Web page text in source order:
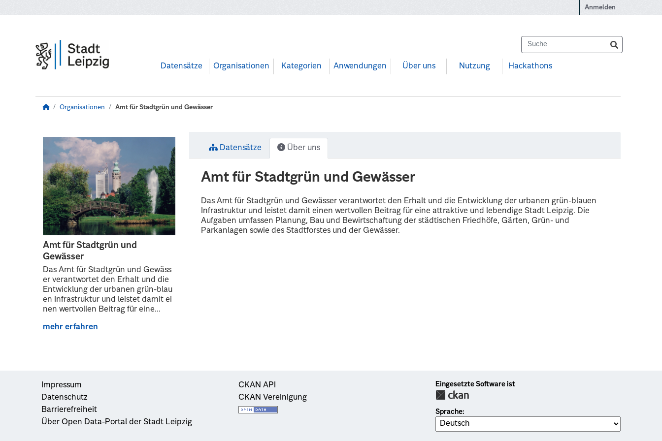
Anmelden
Datensätze Organisationen Kategorien Anwendungen Über uns Nutzung Hackathons
Organisationen Amt für Stadtgrün und Gewässer
Amt für Stadtgrün und
Gewässer
Das Amt für Stadtgrün und Gewäss
er verantwortet den Erhalt und die
Entwicklung der urbanen grün-blau
en Infrastruktur und leistet damit ei
nen wertvollen Beitrag für eine...
mehr erfahren
Datensätze Über uns
Amt für Stadtgrün und Gewässer
Das Amt für Stadtgrün und Gewässer verantwortet den Erhalt und die Entwicklung der urbanen grün-blauen
Infrastruktur und leistet damit einen wertvollen Beitrag für eine attraktive und lebendige Stadt Leipzig. Die
Aufgaben umfassen Planung, Bau und Bewirtschaftung der städtischen Friedhöfe, Gärten, Grün- und
Parkanlagen sowie des Stadtforstes und der Gewässer.
Impressum
Datenschutz
Barrierefreiheit
Über Open Data-Portal der Stadt Leipzig
CKAN API
CKAN Vereinigung
Eingesetzte Software ist
Sprache